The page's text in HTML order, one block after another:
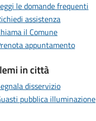
le domande frequenti
assistenza
il Comune
appuntamento
in città
disservizio
pubblica illuminazione